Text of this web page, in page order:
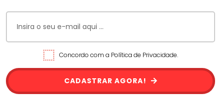
Concordo com a Política de Privacidade.
CADASTRAR AGORA!